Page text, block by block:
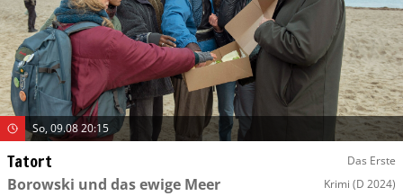
So, 09.08 20:15
Tatort Das Erste
Borowski und das ewige Meer Krimi (D 2024)